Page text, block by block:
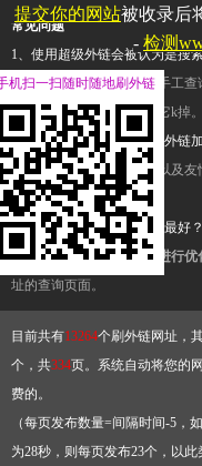
常见问题
1、使用超级外链会被认为是搜
查询工具，模拟的是正常手工
推广竞争对手的网址，让它k掉。
2、网站优化单纯依靠超级外链
链，需要结合普通的外链以及
台交换友情链接。
3、如何使用超级外链效果最好？
有频繁使用超级外链工具进行优
址的查询页面。
目前共有13264个刷外链网址，
个，共334页。系统自动将您的
费的。
（每页发布数量=间隔时间-5，
为28秒，则每页发布23个，以
提交你的网站被收录后
- 检测
机扫一扫随时随地刷外链